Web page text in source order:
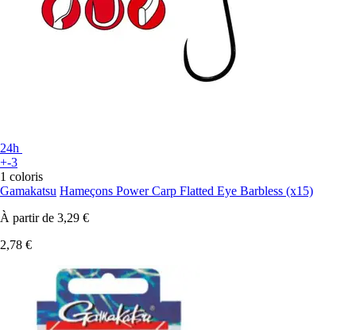
24h
+-3
1 coloris
Gamakatsu Hameçons Power Carp Flatted Eye Barbless (x15)
À partir de 3,29 €
2,78 €